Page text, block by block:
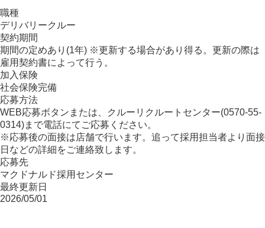
職種
デリバリークルー
契約期間
期間の定めあり(1年) ※更新する場合があり得る。更新の際は
雇用契約書によって行う。
加入保険
社会保険完備
応募方法
WEB応募ボタンまたは、クルーリクルートセンター(0570-55-
0314)まで電話にてご応募ください。
※応募後の面接は店舗で行います。追って採用担当者より面接
日などの詳細をご連絡致します。
応募先
マクドナルド採用センター
最終更新日
2026/05/01